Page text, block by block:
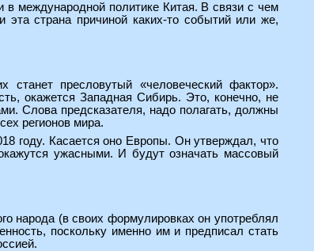
в международной политике Китая. В связи с чем
эта страна причиной каких-то событий или же,
пресловутый «человеческий фактор».
окажется Западная Сибирь. Это, конечно, не
Слова предсказателя, надо полагать, должны
регионов мира.
году. Касается оно Европы. Он утверждал, что
ужасными. И будут означать массовый
народа (в своих формулировках он употреблял
поскольку именно им и предписал стать